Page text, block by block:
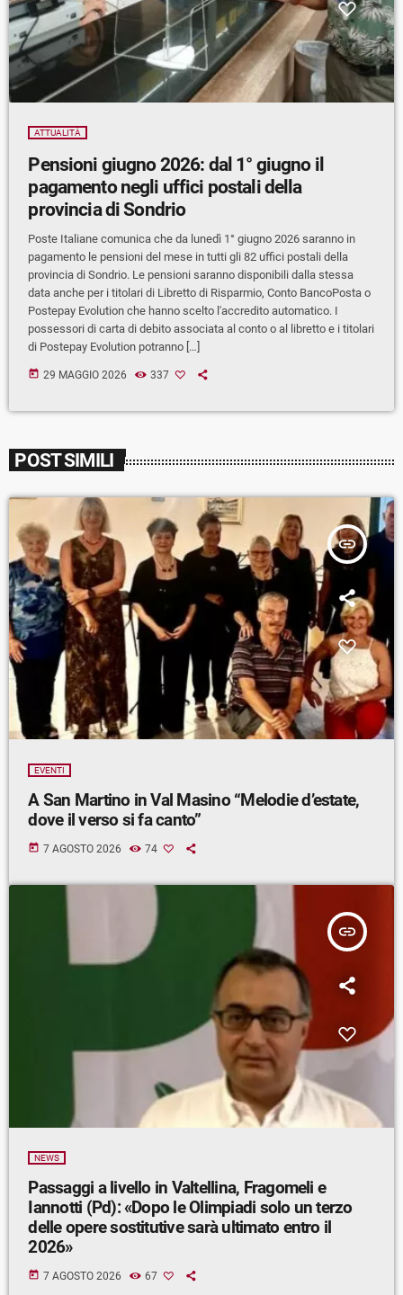
ATTUALITÀ
Pensioni giugno 2026: dal 1° giugno il
pagamento negli uffici postali della
provincia di Sondrio
Poste Italiane comunica che da lunedì 1° giugno 2026 saranno in
pagamento le pensioni del mese in tutti gli 82 uffici postali della
provincia di Sondrio. Le pensioni saranno disponibili dalla stessa
data anche per i titolari di Libretto di Risparmio, Conto BancoPosta o
Postepay Evolution che hanno scelto l'accredito automatico. I
possessori di carta di debito associata al conto o al libretto e i titolari
di Postepay Evolution potranno […]
today 29 MAGGIO 2026 337
POST SIMILI
insert_link
EVENTI
A San Martino in Val Masino “Melodie d’estate,
dove il verso si fa canto”
today 7 AGOSTO 2026 74
insert_link
NEWS
Passaggi a livello in Valtellina, Fragomeli e
Iannotti (Pd): «Dopo le Olimpiadi solo un terzo
delle opere sostitutive sarà ultimato entro il
2026»
today 7 AGOSTO 2026 67